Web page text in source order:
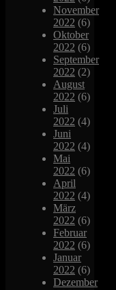
November
2022 (6)
Oktober
2022 (6)
September
2022 (2)
August
2022 (6)
Juli
2022 (4)
Juni
2022 (4)
Mai
2022 (6)
April
2022 (4)
März
2022 (6)
Februar
2022 (6)
Januar
2022 (6)
Dezember